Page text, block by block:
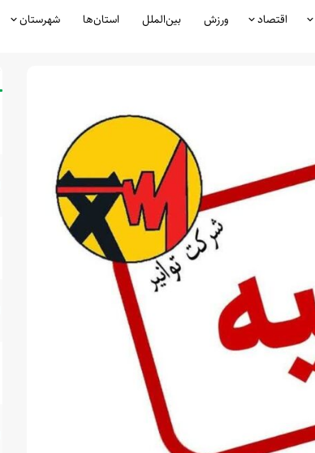
اقتصاد ورزش بین‌الملل استان‌ها شهرستان